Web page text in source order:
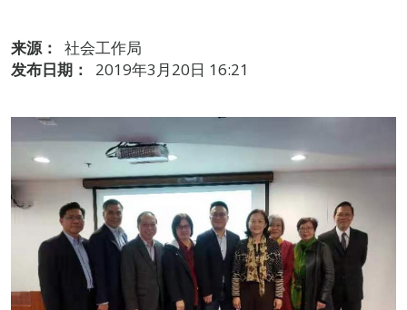
来源：
社会工作局
发布日期：
2019年3月20日 16:21